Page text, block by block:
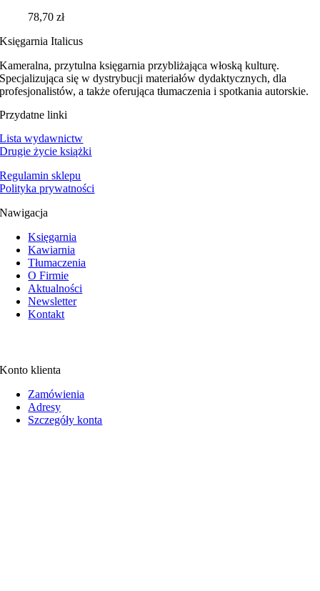
78,70zł
Księgarnia Italicus
Kameralna, przytulna księgarnia przybliżająca włoską kulturę.
Specjalizująca się w dystrybucji materiałów dydaktycznych, dla
profesjonalistów, a także oferująca tłumaczenia i spotkania autorskie.
Przydatne linki
Lista wydawnictw
Drugie życie książki
Regulamin sklepu
Polityka prywatności
Nawigacja
Księgarnia
Kawiarnia
Tłumaczenia
O Firmie
Aktualności
Newsletter
Kontakt
Konto klienta
Zamówienia
Adresy
Szczegóły konta